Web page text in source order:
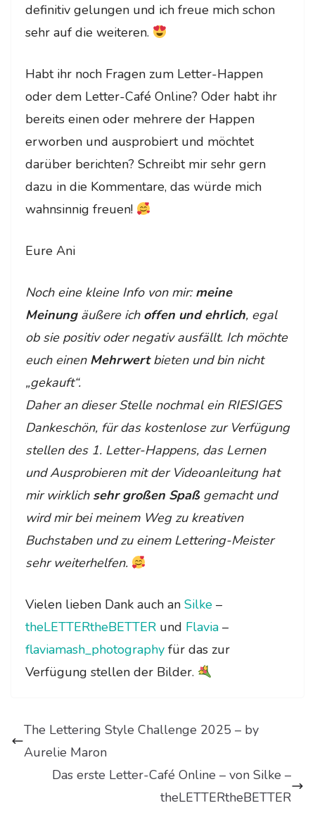
definitiv gelungen und ich freue mich schon
sehr auf die weiteren.
Habt ihr noch Fragen zum Letter-Happen
oder dem Letter-Café Online? Oder habt ihr
bereits einen oder mehrere der Happen
erworben und ausprobiert und möchtet
darüber berichten? Schreibt mir sehr gern
dazu in die Kommentare, das würde mich
wahnsinnig freuen!
Eure Ani
Noch eine kleine Info von mir: meine
Meinungäußere ich offen und ehrlich, egal
ob sie positiv oder negativ ausfällt. Ich möchte
euch einen Mehrwertbieten und bin nicht
„gekauft“.
Daher an dieser Stelle nochmal ein RIESIGES
Dankeschön, für das kostenlose zur Verfügung
stellen des 1. Letter-Happens‚ das Lernen
und Ausprobieren mit der Videoanleitung hat
mir wirklich sehr großen Spaß gemacht und
wird mir bei meinem Weg zu kreativen
Buchstaben und zu einem Lettering-Meister
sehr weiterhelfen.
Vielen lieben Dank auch an Silke –
theLETTERtheBETTER und Flavia –
flaviamash_photography für das zur
Verfügung stellen der Bilder.
The Lettering Style Challenge 2025 – by
Aurelie Maron
Das erste Letter-Café Online – von Silke –
theLETTERtheBETTER